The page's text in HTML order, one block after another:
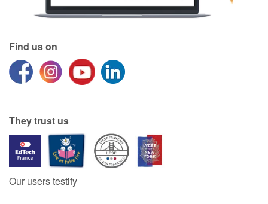
Find us on
They trust us
Our users testify